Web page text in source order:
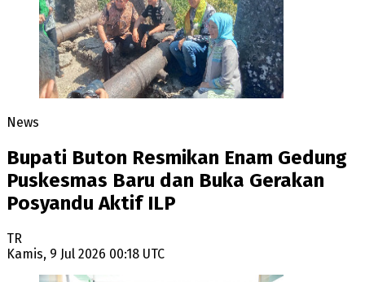
News
Bupati Buton Resmikan Enam Gedung
Puskesmas Baru dan Buka Gerakan
Posyandu Aktif ILP
TR
Kamis, 9 Jul 2026 00:18 UTC